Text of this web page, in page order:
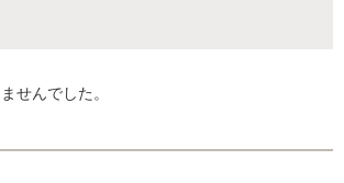
せんでした。